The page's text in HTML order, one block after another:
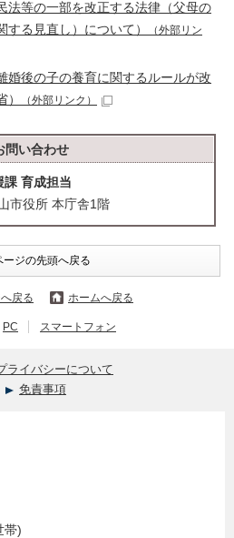
法等の一部を改正する法律（父母の
る見直し）について）
（外部リン
婚後の子の養育に関するルールが改
（外部リンク）
問い合わせ
課 育成担当
市役所 本庁舎1階
ージの先頭へ戻る
戻る ホームへ戻る
PC スマートフォン
ライバシーについて
免責事項
帯)